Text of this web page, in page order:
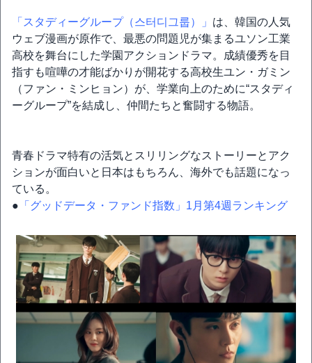
「スタディーグループ（스터디그룹）」 は、韓国の人気
ウェブ漫画が原作で、最悪の問題児が集まるユソン工業
高校を舞台にした学園アクションドラマ。成績優秀を目
指すも喧嘩の才能ばかりが開花する高校生ユン・ガミン
（ファン・ミンヒョン）が、学業向上のために“スタディ
ーグループ”を結成し、仲間たちと奮闘する物語。
青春ドラマ特有の活気とスリリングなストーリーとアク
ションが面白いと日本はもちろん、海外でも話題になっ
ている。
● 「グッドデータ・ファンド指数」1月第4週ランキング